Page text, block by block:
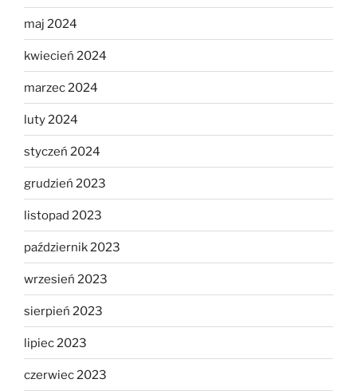
maj 2024
kwiecień 2024
marzec 2024
luty 2024
styczeń 2024
grudzień 2023
listopad 2023
październik 2023
wrzesień 2023
sierpień 2023
lipiec 2023
czerwiec 2023